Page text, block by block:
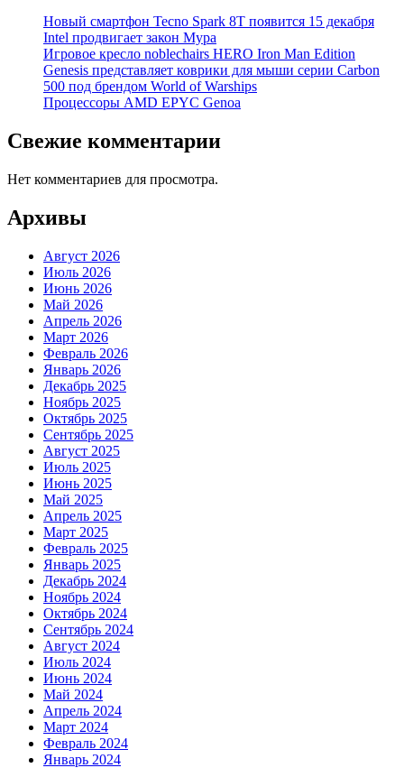
Новый смартфон Tecno Spark 8T появится 15 декабря
Intel продвигает закон Мура
Игровое кресло noblechairs HERO Iron Man Edition
Genesis представляет коврики для мыши серии Carbon
500 под брендом World of Warships
Процессоры AMD EPYC Genoa
Свежие комментарии
Нет комментариев для просмотра.
Архивы
Август 2026
Июль 2026
Июнь 2026
Май 2026
Апрель 2026
Март 2026
Февраль 2026
Январь 2026
Декабрь 2025
Ноябрь 2025
Октябрь 2025
Сентябрь 2025
Август 2025
Июль 2025
Июнь 2025
Май 2025
Апрель 2025
Март 2025
Февраль 2025
Январь 2025
Декабрь 2024
Ноябрь 2024
Октябрь 2024
Сентябрь 2024
Август 2024
Июль 2024
Июнь 2024
Май 2024
Апрель 2024
Март 2024
Февраль 2024
Январь 2024